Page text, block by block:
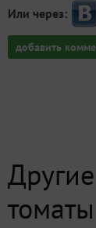
Или через:
добавить
томаты